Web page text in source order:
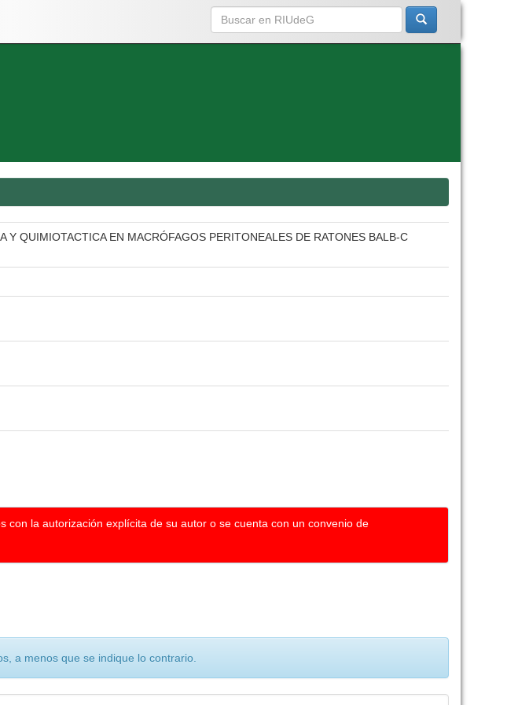
QUIMIOTACTICA EN MACRÓFAGOS PERITONEALES DE RATONES BALB-C
la autorización explícita de su autor o se cuenta con un convenio de
a menos que se indique lo contrario.